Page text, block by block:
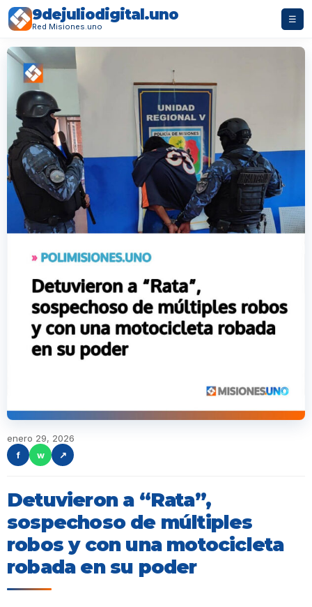
9dejuliodigital.uno
Red Misiones.uno
☰
enero 29, 2026
f
w ↗
Detuvieron a “Rata”,
sospechoso de múltiples
robos y con una motocicleta
robada en su poder